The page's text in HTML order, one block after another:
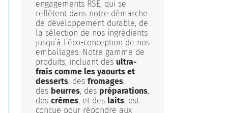
engagements RSE, qui se
reflètent dans notre démarche
de développement durable, de
la sélection de nos ingrédients
jusqu’à l’éco-conception de nos
emballages. Notre gamme de
produits, incluant des ultra-
frais comme les yaourts et
desserts, desfromages,
des beurres, des préparations,
descrèmes, et des laits, est
conçue pour répondre aux